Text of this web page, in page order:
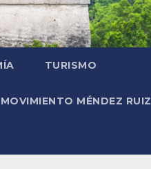
TURISMO
MOVIMIENTO MÉNDEZ RUIZ